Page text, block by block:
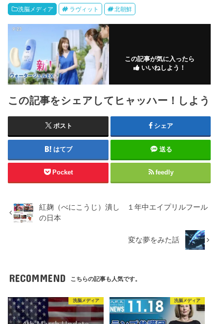
洗脳メディア ラヴィット 北朝鮮
この記事が気に入ったら
いいねしよう！
この記事をシェアしてヒャッハー！しよう
ポスト シェア
はてブ 送る
Pocket feedly
紅麹（べにこうじ）潰し １年中エイプリルフール
の日本
変な夢をみた話
RECOMMEND こちらの記事も人気です。
洗脳メディア 洗脳メディア